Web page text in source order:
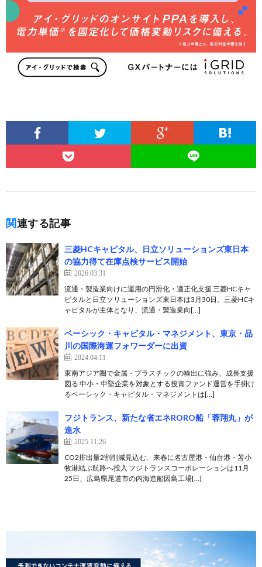
関連する記事
三菱HCキャピタル、日立ソリューションズ東日本
の協力得て在庫点検サービス開始
2026.03.31
流通・製造業向けに運用の円滑化・適正化支援 三菱HCキャ
ピタルと日立ソリューションズ東日本は3月30日、三菱HCキ
ャピタルが主体となり、流通・製造業向[…]
ベーシック・キャピタル・マネジメント、東京・品
川の国際海運フォワーダーに出資
2024.04.11
東南アジア圏で金属・プラスチックの輸出に強み、成長支援
図る 中小・中堅企業を対象とする投資ファンド運営を手掛け
るベーシック・キャピタル・マネジメントは[…]
フジトランス、新たな省エネRORO船「蓉翔丸」が
進水
2025.11.26
CO2排出量2割削減見込む、来春に名古屋港・仙台港・苫小
牧港結ぶ航路へ投入 フジトランスコーポレーションは11月
25日、広島県尾道市の内海造船因島工場[…]